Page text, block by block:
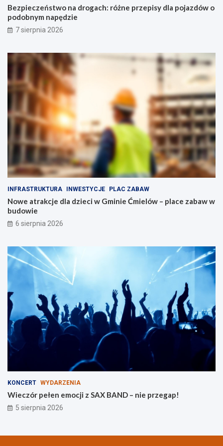
l
s
k
i
o
e
ł
e
a
r
a
c
j
d
l
a
r
z
i
n
j
a
z
d
o
o
d
b
n
m
n
p
ę
z
i
e
Bezpieczeństwo na drogach: różne przepisy dla pojazdów o
podobnym napędzie
7 sierpnia 2026
INFRASTRUKTURA INWESTYCJE PLAC ZABAW
Nowe atrakcje dla dzieci w Gminie Ćmielów – place zabaw w
budowie
6 sierpnia 2026
KONCERT WYDARZENIA
Wieczór pełen emocji z SAX BAND – nie przegap!
5 sierpnia 2026